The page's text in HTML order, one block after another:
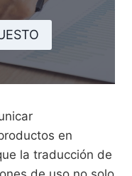
en
la traducción de